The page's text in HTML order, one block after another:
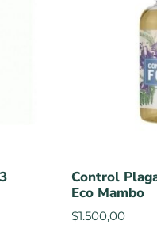
Control
Eco Mambo
$1.500,00